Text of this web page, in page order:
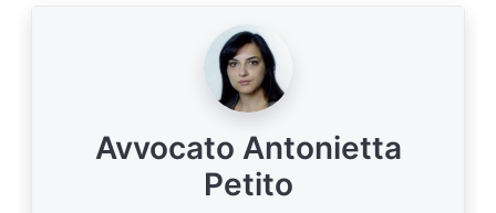
Avvocato Antonietta
Petito